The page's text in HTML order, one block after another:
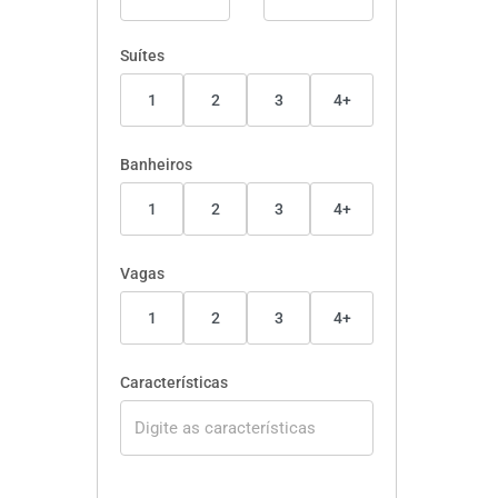
Suítes
1 2 3 4+
Banheiros
1 2 3 4+
Vagas
1 2 3 4+
Características